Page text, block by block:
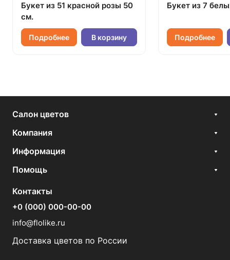
Букет из 51 красной розы 50
см.
Подробнее В корзину
Букет из 7
Подробнее
Салон цветов
Компания
Информация
Помощь
Контакты
+0 (000) 000-00-00
info@flolike.ru
Доставка цветов по России